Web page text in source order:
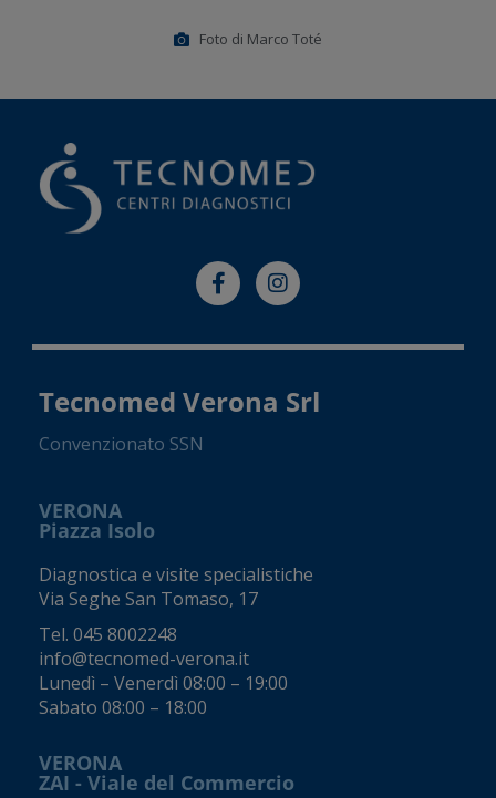
Foto di Marco Toté
Tecnomed Verona Srl
Convenzionato SSN
VERONA
Piazza Isolo
Diagnostica e visite specialistiche
Via Seghe San Tomaso, 17
Tel. 045 8002248
info@tecnomed-verona.it
Lunedì – Venerdì 08:00 – 19:00
Sabato 08:00 – 18:00
VERONA
ZAI - Viale del Commercio